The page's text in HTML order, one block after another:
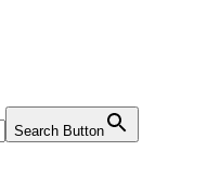
Search Button